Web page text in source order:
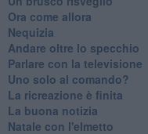
Ora come allora
Nequizia
Andare oltre lo specchio
Parlare con la televisione
Uno solo al comando?
La ricreazione è finita
La buona notizia
Natale con l'elmetto